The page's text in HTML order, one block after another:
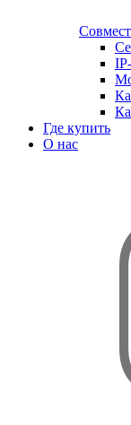
Где купить
О нас